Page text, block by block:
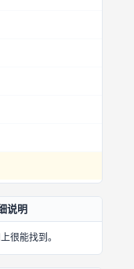
说明
很能找到。